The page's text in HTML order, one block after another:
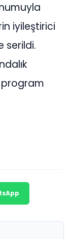
iyileştirici
serildi.